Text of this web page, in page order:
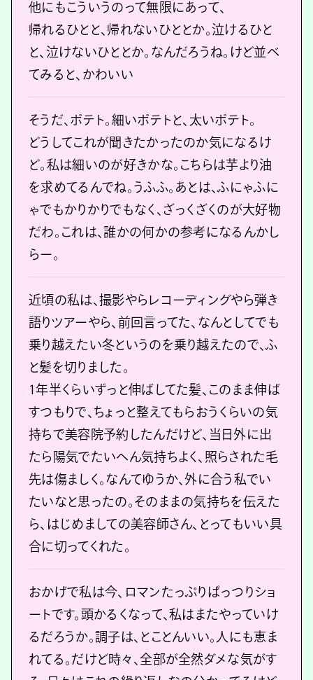
他にもこういうのって無限にあって、
帰れるひとと、帰れないひととか。泣けるひと
と、泣けないひととか。なんだろうね。けど並べ
てみると、かわいい
そうだ、ポテト。細いポテトと、太いポテト。
どうしてこれが聞きたかったのか気になるけ
ど。私は細いのが好きかな。こちらは芋より油
を求めてるんでね。うふふ。あとは、ふにゃふに
ゃでもかりかりでもなく、ざっくざくのが大好物
だわ。これは、誰かの何かの参考になるんかし
らー。
近頃の私は、撮影やらレコーディングやら弾き
語りツアーやら、前回言ってた、なんとしてでも
乗り越えたい冬というのを乗り越えたので、ふ
と髪を切りました。
1年半くらいずっと伸ばしてた髪、このまま伸ば
すつもりで、ちょっと整えてもらおうくらいの気
持ちで美容院予約したんだけど、当日外に出
たら陽気でたいへん気持ちよく、照らされた毛
先は傷ましく。なんてゆうか、外に合う私でい
たいなと思ったの。そのままの気持ちを伝えた
ら、はじめましての美容師さん、とってもいい具
合に切ってくれた。
おかげで私は今、ロマンたっぷりぱっつりショ
ートです。頭かるくなって、私はまたやっていけ
るだろうか。調子は、とことんいい。人にも恵ま
れてる。だけど時々、全部が全然ダメな気がす